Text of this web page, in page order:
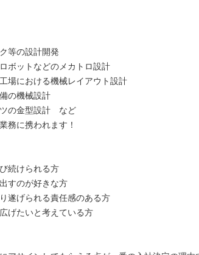
等の設計開発
ボットなどのメカトロ設計
場における機械レイアウト設計
の機械設計
ツの金型設計 など
務に携われます！
続けられる方
すのが好きな方
遂げられる責任感のある方
げたいと考えている方